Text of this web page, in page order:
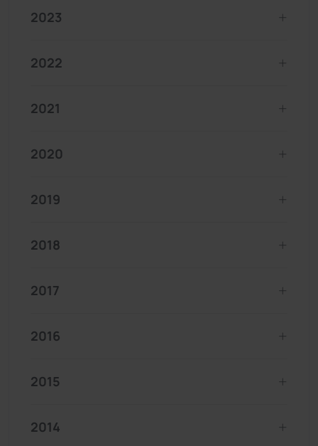
2023
2022
2021
2020
2019
2018
2017
2016
2015
2014